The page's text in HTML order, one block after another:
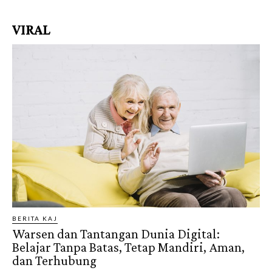
VIRAL
BERITA KAJ
Warsen dan Tantangan Dunia Digital:
Belajar Tanpa Batas, Tetap Mandiri, Aman,
dan Terhubung